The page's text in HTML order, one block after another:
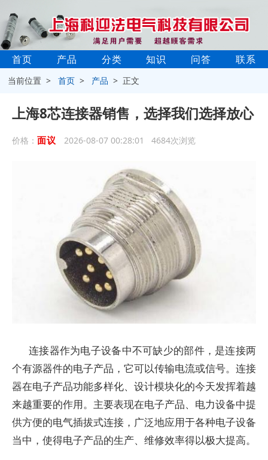
首页 产品 分类 知识 问答 联系
当前位置 >首页 > 产品 > 正文
上海8芯连接器销售，选择我们选择放心
价格： 面议 2026-08-07 00:28:01 4684次浏览
连接器作为电子设备中不可缺少的部件，是连接两
个有源器件的电子产品，它可以传输电流或信号。连接
器在电子产品功能多样化、设计模块化的今天发挥着越
来越重要的作用。主要表现在电子产品、电力设备中提
供方便的电气插拔式连接，广泛地应用于各种电子设备
当中，使得电子产品的生产、维修效率得以极大提高。